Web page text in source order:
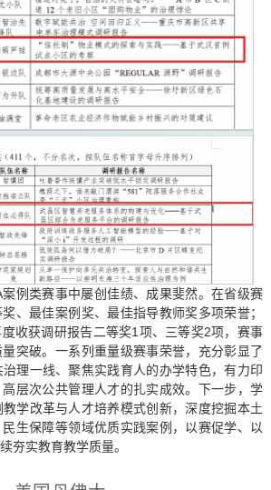
例类赛事中屡创佳绩、成果斐然。在省级赛
、最佳案例奖、最佳指导教师奖多项荣誉；
收获调研报告二等奖1项、三等奖2项，赛事
突破。一系列重量级赛事荣誉，充分彰显了
理一线、聚焦实践育人的办学特色，有力印
层次公共管理人才的扎实成效。下一步，学
教学改革与人才培养模式创新，深度挖掘本土
生保障等领域优质实践案例，以赛促学、以
夯实教育教学质量。